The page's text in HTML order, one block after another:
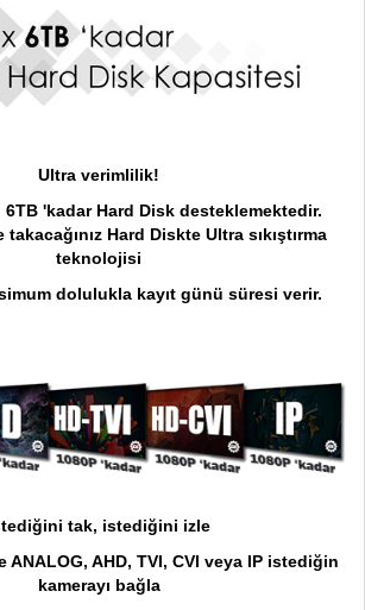
Ultra verimlilik!
6TB 'kadar Hard Disk desteklemektedir.
takacağınız Hard Diskte Ultra sıkıştırma
teknolojisi
dolulukla kayıt günü süresi verir.
tak, istediğini izle
AHD, TVI, CVI veya IP istediğin
kamerayı bağla